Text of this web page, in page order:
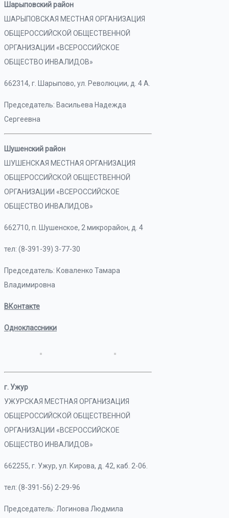
Шарыповский район
ШАРЫПОВСКАЯ МЕСТНАЯ ОРГАНИЗАЦИЯ
ОБЩЕРОССИЙСКОЙ ОБЩЕСТВЕННОЙ
ОРГАНИЗАЦИИ «ВСЕРОССИЙСКОЕ
ОБЩЕСТВО ИНВАЛИДОВ»
662314, г. Шарыпово, ул. Революции, д. 4 А.
Председатель: Васильева Надежда
Сергеевна
Шушенский район
ШУШЕНСКАЯ МЕСТНАЯ ОРГАНИЗАЦИЯ
ОБЩЕРОССИЙСКОЙ ОБЩЕСТВЕННОЙ
ОРГАНИЗАЦИИ «ВСЕРОССИЙСКОЕ
ОБЩЕСТВО ИНВАЛИДОВ»
662710, п. Шушенское, 2 микрорайон, д. 4
тел: (8-391-39) 3-77-30
Председатель: Коваленко Тамара
Владимировна
ВКонтакте
Одноклассники
г. Ужур
УЖУРСКАЯ МЕСТНАЯ ОРГАНИЗАЦИЯ
ОБЩЕРОССИЙСКОЙ ОБЩЕСТВЕННОЙ
ОРГАНИЗАЦИИ «ВСЕРОССИЙСКОЕ
ОБЩЕСТВО ИНВАЛИДОВ»
662255, г. Ужур, ул. Кирова, д. 42, каб. 2-06.
тел: (8-391-56) 2-29-96
Председатель: Логинова Людмила